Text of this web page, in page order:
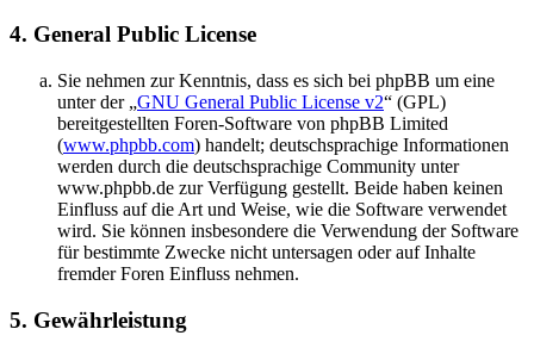
4. General Public License
Sie nehmen zur Kenntnis, dass es sich bei phpBB um eine
unter der „GNU General Public License v2“ (GPL)
bereitgestellten Foren-Software von phpBB Limited
(www.phpbb.com) handelt; deutschsprachige Informationen
werden durch die deutschsprachige Community unter
www.phpbb.de zur Verfügung gestellt. Beide haben keinen
Einfluss auf die Art und Weise, wie die Software verwendet
wird. Sie können insbesondere die Verwendung der Software
für bestimmte Zwecke nicht untersagen oder auf Inhalte
fremder Foren Einfluss nehmen.
5. Gewährleistung